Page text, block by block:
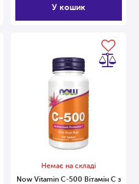
У кошик
Немає на складі
Now Vitamin С-500 Вітамін С з